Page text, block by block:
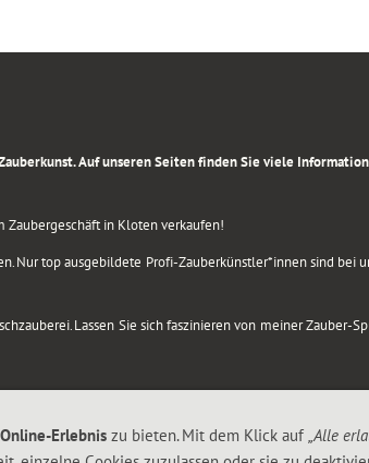
Auf unseren Seiten finden Sie viele
Zaubergeschäft in Kloten verkaufen!
Nur top ausgebildete Profi-Zauberkünstler*innen sind bei
Lassen Sie sich faszinieren von meiner
Erlebnis zu bieten. Mit dem Klick auf „Alle